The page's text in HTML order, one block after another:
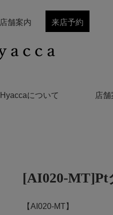
Hyaccaについて 店舗
店舗案内 来店予約
[AI020-
【AI020-MT】